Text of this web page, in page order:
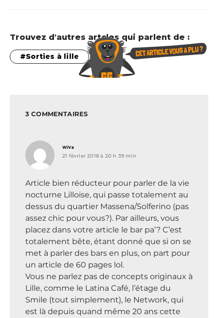
Trouvez d'autres artcles qui parlent de :
Sorties à lille
3 COMMENTAIRES
WiVa
21 février 2018 à 20 h 39 min
Article bien réducteur pour parler de la vie
nocturne Lilloise, qui passe totalement au
dessus du quartier Massena/Solferino (pas
assez chic pour vous?). Par ailleurs, vous
placez dans votre article le bar pa’? C’est
totalement bête, étant donné que si on se
met à parler des bars en plus, on part pour
un article de 60 pages lol.
Vous ne parlez pas de concepts originaux à
Lille, comme le Latina Café, l’étage du
Smile (tout simplement), le Network, qui
est là depuis quand même 20 ans cette